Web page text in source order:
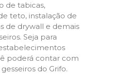
de tabicas,
teto, instalação de
de drywall e demais
Seja para
poderá contar com
do Grifo.